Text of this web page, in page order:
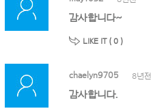
감사합니다~
LIKE IT ( 0 )
chaelyn9705 8년전
감사합니다.